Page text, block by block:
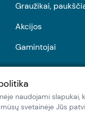
naudojami
svetainėje Jūs
Graužikai,
Akcijos
Gamintojai